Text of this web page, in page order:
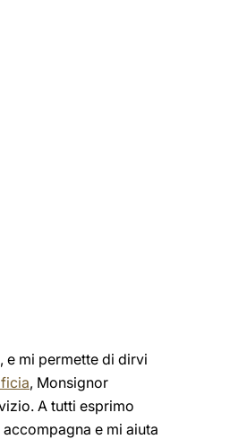
e mi permette di dirvi
, Monsignor
A tutti esprimo
e mi aiuta